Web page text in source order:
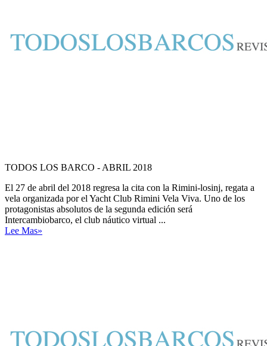
TODOS LOS BARCO - ABRIL 2018
El 27 de abril del 2018 regresa la cita con la Rimini-losinj, regata a
vela organizada por el Yacht Club Rimini Vela Viva. Uno de los
protagonistas absolutos de la segunda edición será
Intercambiobarco, el club náutico virtual ...
Lee Mas»